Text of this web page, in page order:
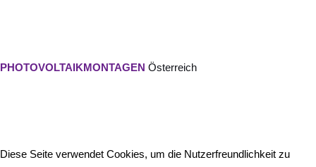
PHOTOVOLTAIKMONTAGEN Österreich
Diese Seite verwendet Cookies, um die Nutzerfreundlichkeit zu